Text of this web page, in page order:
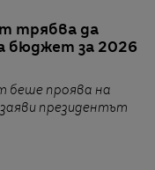
трябва да
бюджет за 2026
беше проява на
президентът